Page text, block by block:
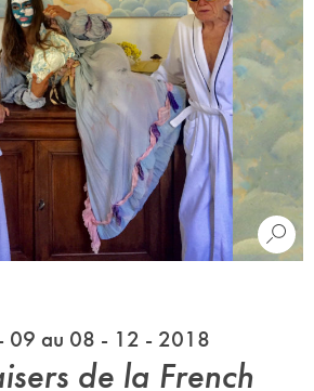
09 au 08 - 12 - 2018
de la French